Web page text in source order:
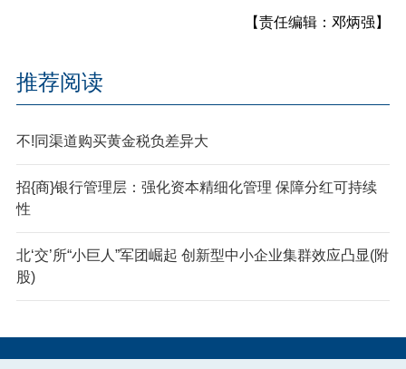
【责任编辑：邓炳强】
推荐阅读
不!同渠道购买黄金税负差异大
招{商}银行管理层：强化资本精细化管理 保障分红可持续
性
北‘交’所“小巨人”军团崛起 创新型中小企业集群效应凸显(附
股)